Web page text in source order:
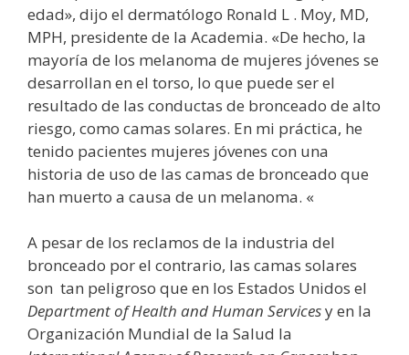
edad», dijo el dermatólogo Ronald L . Moy, MD,
MPH, presidente de la Academia. «De hecho, la
mayoría de los melanoma de mujeres jóvenes se
desarrollan en el torso, lo que puede ser el
resultado de las conductas de bronceado de alto
riesgo, como camas solares. En mi práctica, he
tenido pacientes mujeres jóvenes con una
historia de uso de las camas de bronceado que
han muerto a causa de un melanoma. «
A pesar de los reclamos de la industria del
bronceado por el contrario, las camas solares
son tan peligroso que en los Estados Unidos el
Department of Health and Human Servicesy en la
Organización Mundial de la Salud la